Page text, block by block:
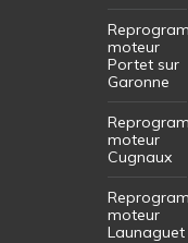
moteur
Portet sur
Garonne
moteur
Cugnaux
moteur
Launaguet